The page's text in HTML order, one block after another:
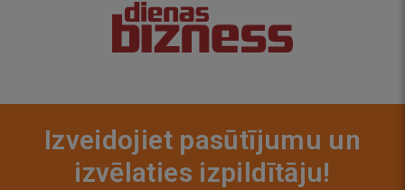
Izveidojiet pasūtījumu un
izvēlaties izpildītāju!